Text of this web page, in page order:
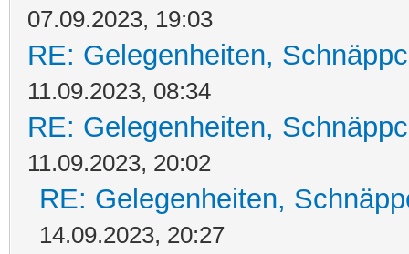
07.09.2023, 19:03
RE: Gelegenheiten,
11.09.2023, 08:34
RE: Gelegenheiten,
11.09.2023, 20:02
RE: Gelegenheiten,
14.09.2023, 20:27